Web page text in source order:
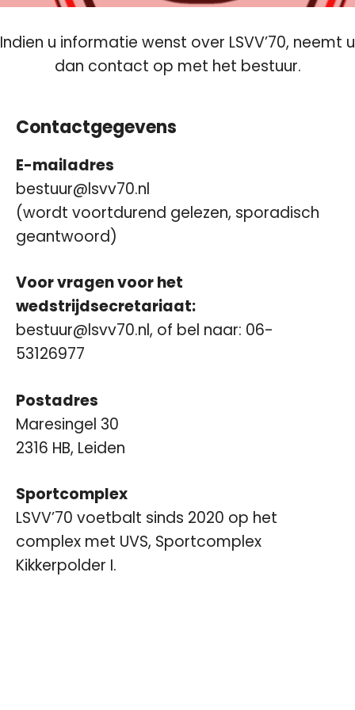
Indien u informatie wenst over LSVV’70, neemt u
dan contact op met het bestuur.
Contactgegevens
E-mailadres
bestuur@lsvv70.nl
(wordt voortdurend gelezen, sporadisch
geantwoord)
Voor vragen voor het
wedstrijdsecretariaat:
bestuur@lsvv70.nl, of bel naar: 06-
53126977
Postadres
Maresingel 30
2316 HB, Leiden
Sportcomplex
LSVV’70 voetbalt sinds 2020 op het
complex met UVS, Sportcomplex
Kikkerpolder I.